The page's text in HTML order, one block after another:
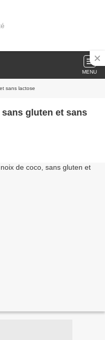
MENU
sans lactose
gluten et sans